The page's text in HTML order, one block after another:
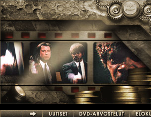
Hyppää pääsisältöön